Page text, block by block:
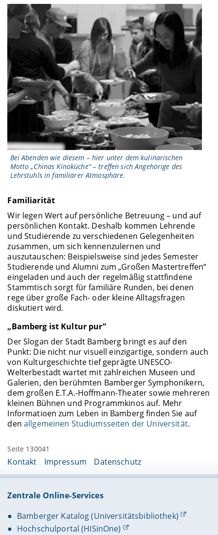
Bei Abenden wie diesem – hier unter dem kulinarischen
Motto „Chinas Kinoküche“ – treffen sich Angehörige des
Lehrstuhls in familiärer Atmosphäre.
Familiarität
Wir legen Wert auf persönliche Betreuung – und auf
persönlichen Kontakt. Deshalb kommen Lehrende
und Studierende zu verschiedenen Gelegenheiten
zusammen, um sich kennenzulernen und
auszutauschen: Beispielsweise sind jedes Semester
Studierende und Alumni zum „Großen Mastertreffen“
eingeladen und auch der regelmäßig stattfindene
Stammtisch sorgt für familiäre Runden, bei denen
rege über große Fach- oder kleine Alltagsfragen
diskutiert wird.
„Bamberg ist Kultur pur“
Der Slogan der Stadt Bamberg bringt es auf den
Punkt: Die nicht nur visuell einzigartige, sondern auch
von Kulturgeschichte tief geprägte UNESCO-
Welterbestadt wartet mit zahlreichen Museen und
Galerien, den berühmten Bamberger Symphonikern,
dem großen E.T.A.-Hoffmann-Theater sowie mehreren
kleinen Bühnen und Programmkinos auf. Mehr
Informatioen zum Leben in Bamberg finden Sie auf
den allgemeinen Studiumsseiten der Universität.
Seite 130041
Kontakt Impressum Datenschutz
Zentrale Online-Services
Bamberger Katalog (Universitätsbibliothek)
Hochschulportal (HISinOne)